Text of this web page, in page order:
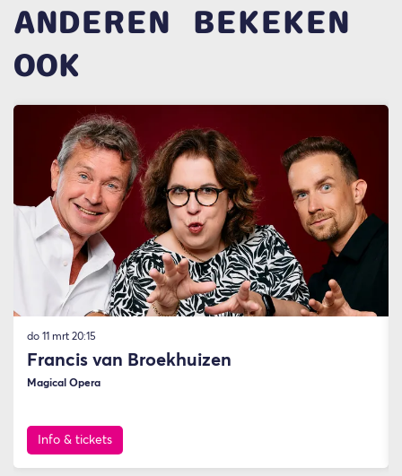
ANDEREN BEKEKEN
OOK
Francis van Broekhuizen
Magical Opera
do 11 mrt 20:15
Info & tickets